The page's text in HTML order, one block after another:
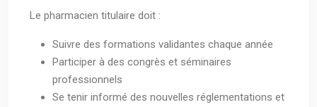
Le pharmacien titulaire doit :
Suivre des formations validantes chaque année
Participer à des congrès et séminaires
professionnels
Se tenir informé des nouvelles réglementations et